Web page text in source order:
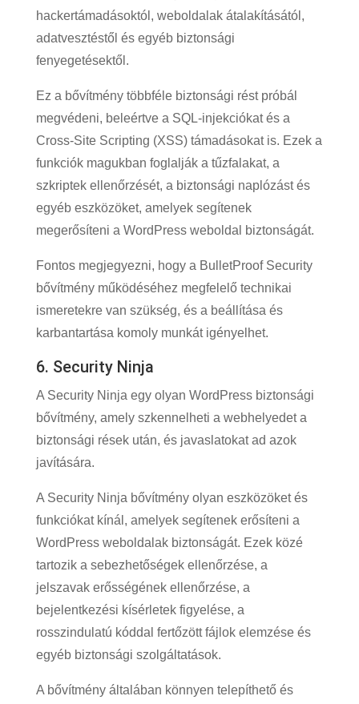
hackertámadásoktól, weboldalak átalakításától,
adatvesztéstől és egyéb biztonsági
fenyegetésektől.
Ez a bővítmény többféle biztonsági rést próbál
megvédeni, beleértve a SQL-injekciókat és a
Cross-Site Scripting (XSS) támadásokat is. Ezek a
funkciók magukban foglalják a tűzfalakat, a
szkriptek ellenőrzését, a biztonsági naplózást és
egyéb eszközöket, amelyek segítenek
megerősíteni a WordPress weboldal biztonságát.
Fontos megjegyezni, hogy a BulletProof Security
bővítmény működéséhez megfelelő technikai
ismeretekre van szükség, és a beállítása és
karbantartása komoly munkát igényelhet.
6. Security Ninja
A Security Ninja egy olyan WordPress biztonsági
bővítmény, amely szkennelheti a webhelyedet a
biztonsági rések után, és javaslatokat ad azok
javítására.
A Security Ninja bővítmény olyan eszközöket és
funkciókat kínál, amelyek segítenek erősíteni a
WordPress weboldalak biztonságát. Ezek közé
tartozik a sebezhetőségek ellenőrzése, a
jelszavak erősségének ellenőrzése, a
bejelentkezési kísérletek figyelése, a
rosszindulatú kóddal fertőzött fájlok elemzése és
egyéb biztonsági szolgáltatások.
A bővítmény általában könnyen telepíthető és